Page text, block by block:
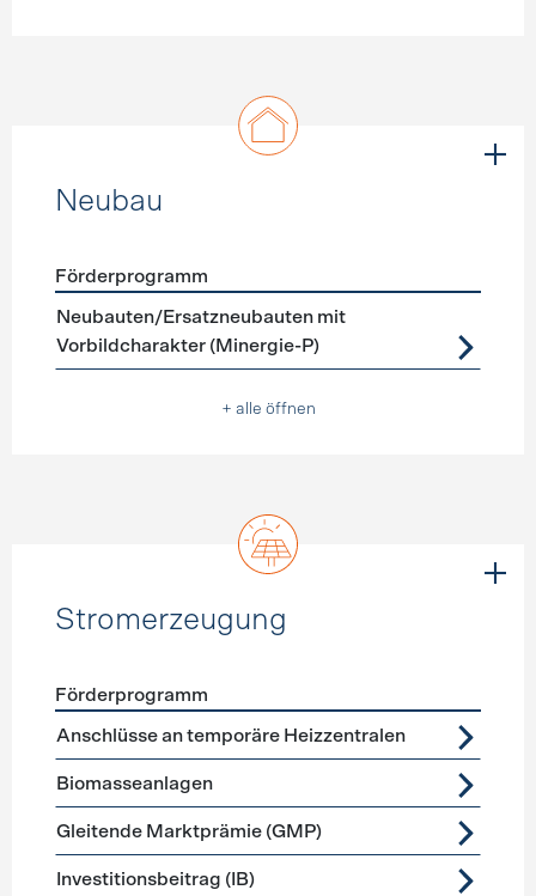
Neubau
Förderprogramme Neubau
Förderprogramm
Neubauten/Ersatzneubauten mit
Vorbildcharakter (Minergie-P)
+ alle öffnen
Stromerzeugung
Förderprogramme Stromerzeugung
Förderprogramm
Anschlüsse an temporäre Heizzentralen
Biomasseanlagen
Gleitende Marktprämie (GMP)
Investitionsbeitrag (IB)